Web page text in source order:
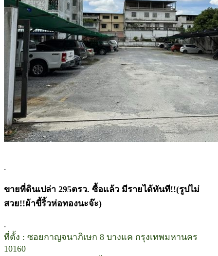
.
ขายที่ดินเปล่า 295ตรว. ซื้อแล้ว มีรายได้ทันที!!(รูปไม่
สวย!!ผ้าขี้ริ้วห่อทองนะจ๊ะ)
.
ที่ตั้ง : ซอยกาญจนาภิเษก 8 บางแค กรุงเทพมหานคร
10160